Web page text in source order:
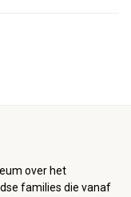
over het
families die vanaf